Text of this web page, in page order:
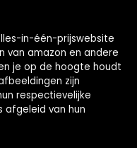
in-één-prijswebsite
van amazon en andere
je op de hoogte houdt
zijn
respectievelijke
afgeleid van hun